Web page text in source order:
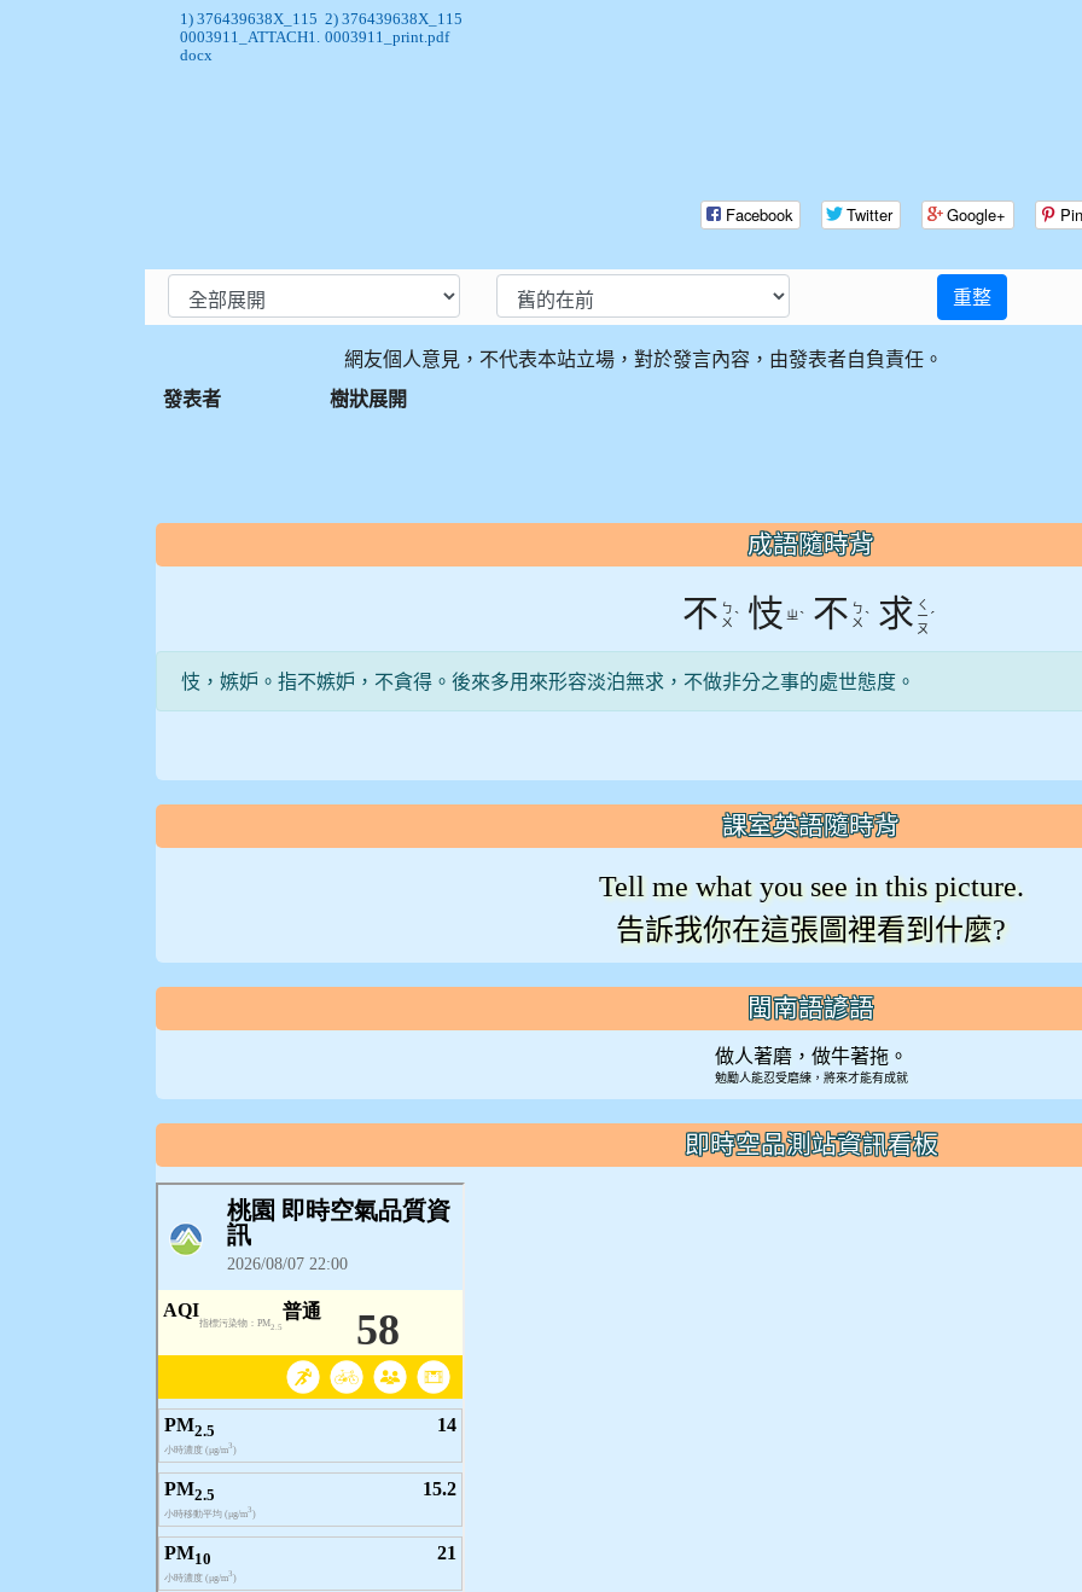
1) 376439638X_115
0003911_ATTACH1.
docx
2) 376439638X_115
0003911_print.pdf
Facebook Twitter Google+
重整
網友個人意見，不代表本站立場，對於發言內容，由發表者自負責任。
發表者
樹狀展開
::: 成語隨時背
不 ㄅ
ㄨ ˋ 忮 ㄓ ˋ 不 ㄅ
ㄨ ˋ 求 ㄑ
ㄧ
ㄡ
ˊ
忮，嫉妒。指不嫉妒，不貪得。後來多用來形容淡泊無求，不做非分之事的處世態度。
課室英語隨時背
Tell me what you see in this picture.
告訴我你在這張圖裡看到什麼?
閩南語諺語
做人著磨，做牛著拖。
勉勵人能忍受磨練，將來才能有成就
即時空品測站資訊看板